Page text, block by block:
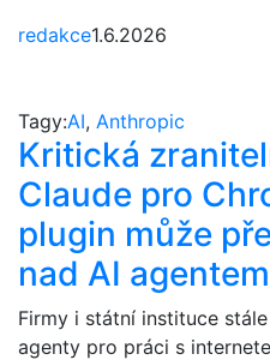
redakce1.6.2026
Tagy:AI, Anthropic
Kritická
Claude pro
plugin může
nad AI agentem
Firmy i státní instituce
agenty pro práci s